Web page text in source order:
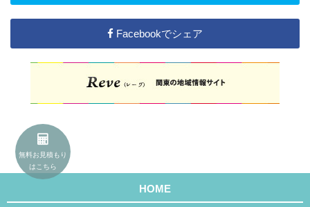
Facebookでシェア
HOME
無料お見積もり
はこちら